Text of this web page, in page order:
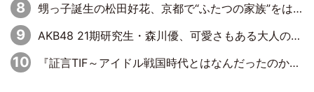
甥っ子誕生の松田好花、京都で“ふたつの家族”をはしご！ “母”黒谷友香に見送られ、“父”松岡昌宏とはハシゴ酒
AKB48 21期研究生・森川優、可愛さもある大人の女性に
『証言TIF～アイドル戦国時代とはなんだったのか～』第10回：さくら学院・武藤彩未×飯田らうら「正直、中3で辞めるというのを信じてなくて。そう言われてはいたけど、嘘でしょって」